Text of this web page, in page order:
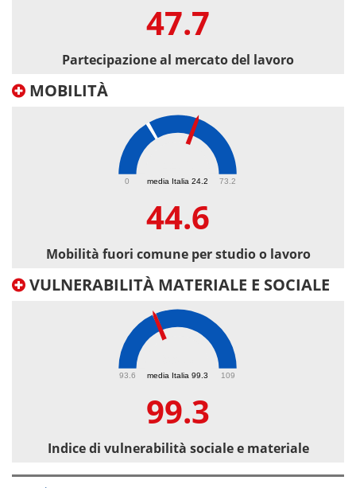
47.7
Partecipazione al mercato del lavoro
MOBILITÀ
media Italia 24.2
0 73.2
44.6
Mobilità fuori comune per studio o lavoro
VULNERABILITÀ MATERIALE E SOCIALE
media Italia 99.3
93.6 109
99.3
Indice di vulnerabilità sociale e materiale